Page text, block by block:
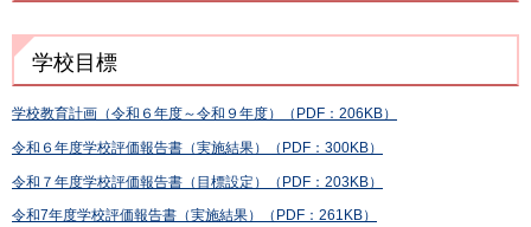
学校目標
学校教育計画（令和６年度～令和９年度）（PDF：206KB）
令和６年度学校評価報告書（実施結果）（PDF：300KB）
令和７年度学校評価報告書（目標設定）（PDF：203KB）
令和7年度学校評価報告書（実施結果）（PDF：261KB）